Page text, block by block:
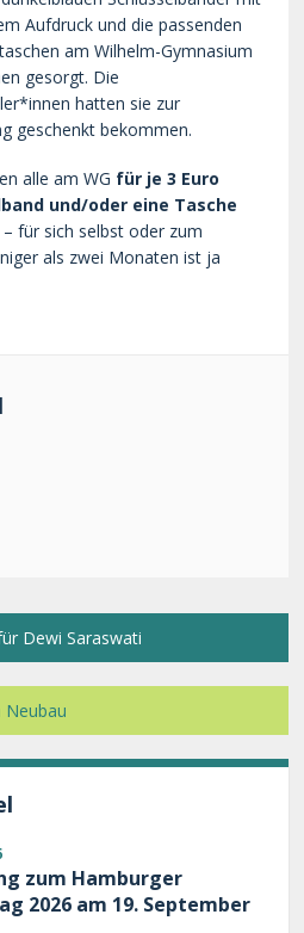
Aufdruck und die passenden
am Wilhelm-Gymnasium
gesorgt. Die
hatten sie zur
geschenkt bekommen.
alle am WG für je 3 Euro
und/oder eine Tasche
für sich selbst oder zum
als zwei Monaten ist ja
Dewi Saraswati
Neubau
zum Hamburger
2026 am 19. September